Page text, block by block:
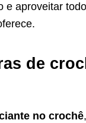
e aproveitar
de
no crochê